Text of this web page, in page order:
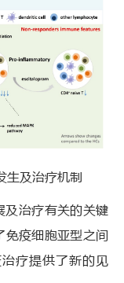
生及治疗机制
及治疗有关的关键
免疫细胞亚型之间
疗提供了新的见